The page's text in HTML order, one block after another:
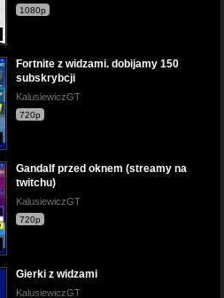
1080p
Fortnite z widzami. dobijamy 150
subskrybcji
KalusiewiczGT
720p
Gandalf przed oknem (streamy na
twitchu)
KalusiewiczGT
720p
Gierki z widzami
KalusiewiczGT